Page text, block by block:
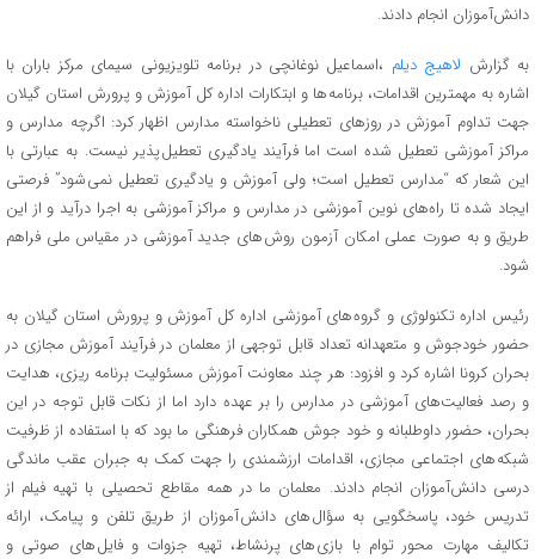
دانش‌آموزان انجام دادند.
به گزارش لاهیج دیلم ،اسماعیل نوغانچی در برنامه تلویزیونی سیمای مرکز باران با
اشاره به مهمترین اقدامات، برنامه ها و ابتکارات اداره کل آموزش و پرورش استان گیلان
جهت تداوم آموزش در روزهای تعطیلی ناخواسته مدارس اظهار کرد: اگرچه مدارس و
مراکز آموزشی تعطیل شده است اما فرآیند یادگیری تعطیل پذیر نیست. به عبارتی با
این شعار که “مدارس تعطیل است؛ ولی آموزش و یادگیری تعطیل نمی شود” فرصتی
ایجاد شده تا راه‌های نوین آموزشی در مدارس و مراکز آموزشی به اجرا درآید و از این
طریق و به صورت عملی امکان آزمون روش های جدید آموزشی در مقیاس ملی فراهم
شود.
رئیس اداره تکنولوژی و گروه های آموزشی اداره کل آموزش و پرورش استان گیلان به
حضور خودجوش و متعهدانه تعداد قابل توجهی از معلمان در فرآیند آموزش مجازی در
بحران کرونا اشاره کرد و افزود: هر چند معاونت آموزش مسئولیت برنامه ریزی، هدایت
و رصد فعالیت‌های آموزشی در مدارس را بر عهده دارد اما از نکات قابل توجه در این
بحران، حضور داوطلبانه و خود جوش همکاران فرهنگی ما بود که با استفاده از ظرفیت
شبکه های اجتماعی مجازی، اقدامات ارزشمندی را جهت کمک به جبران عقب ماندگی
درسی دانش‌آموزان انجام دادند. معلمان ما در همه مقاطع تحصیلی با تهیه فیلم از
تدریس خود، پاسخگویی به سؤال های دانش آموزان از طریق تلفن و پیامک، ارائه
تکالیف مهارت محور توام با بازی های پرنشاط، تهیه جزوات و فایل های صوتی و